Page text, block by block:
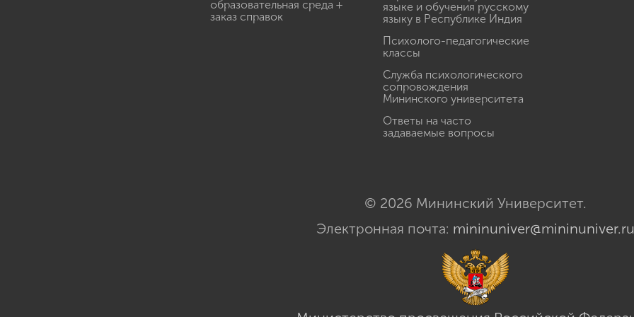
образовательная среда +
заказ справок
языке и обучения русскому
языку в Республике Индия
Психолого-педагогические
классы
Служба психологического
сопровождения
Мининского университета
Ответы на часто
задаваемые вопросы
© 2026 Мининский Университет.
Электронная почта: mininuniver@mininuniver.ru